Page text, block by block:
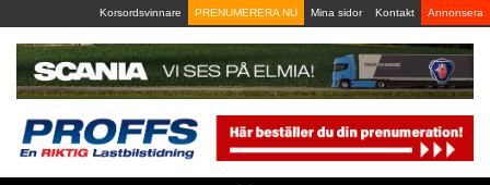
to
content
Korsordsvinnare PRENUMERERA NU Mina sidor Kontakt Annonsera